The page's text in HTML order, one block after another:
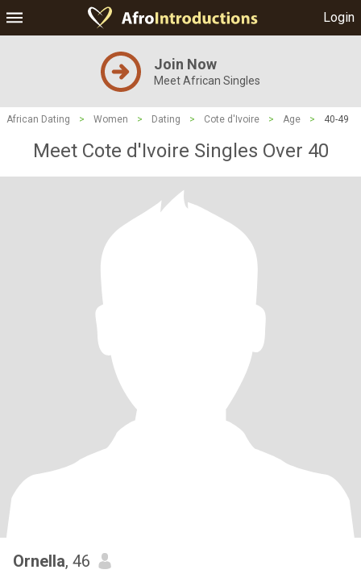
Login
Join Now
Meet African Singles
African Dating > Women > Dating > Cote d'Ivoire > Age > 40-49
Meet Cote d'Ivoire Singles Over 40
Ornella, 46